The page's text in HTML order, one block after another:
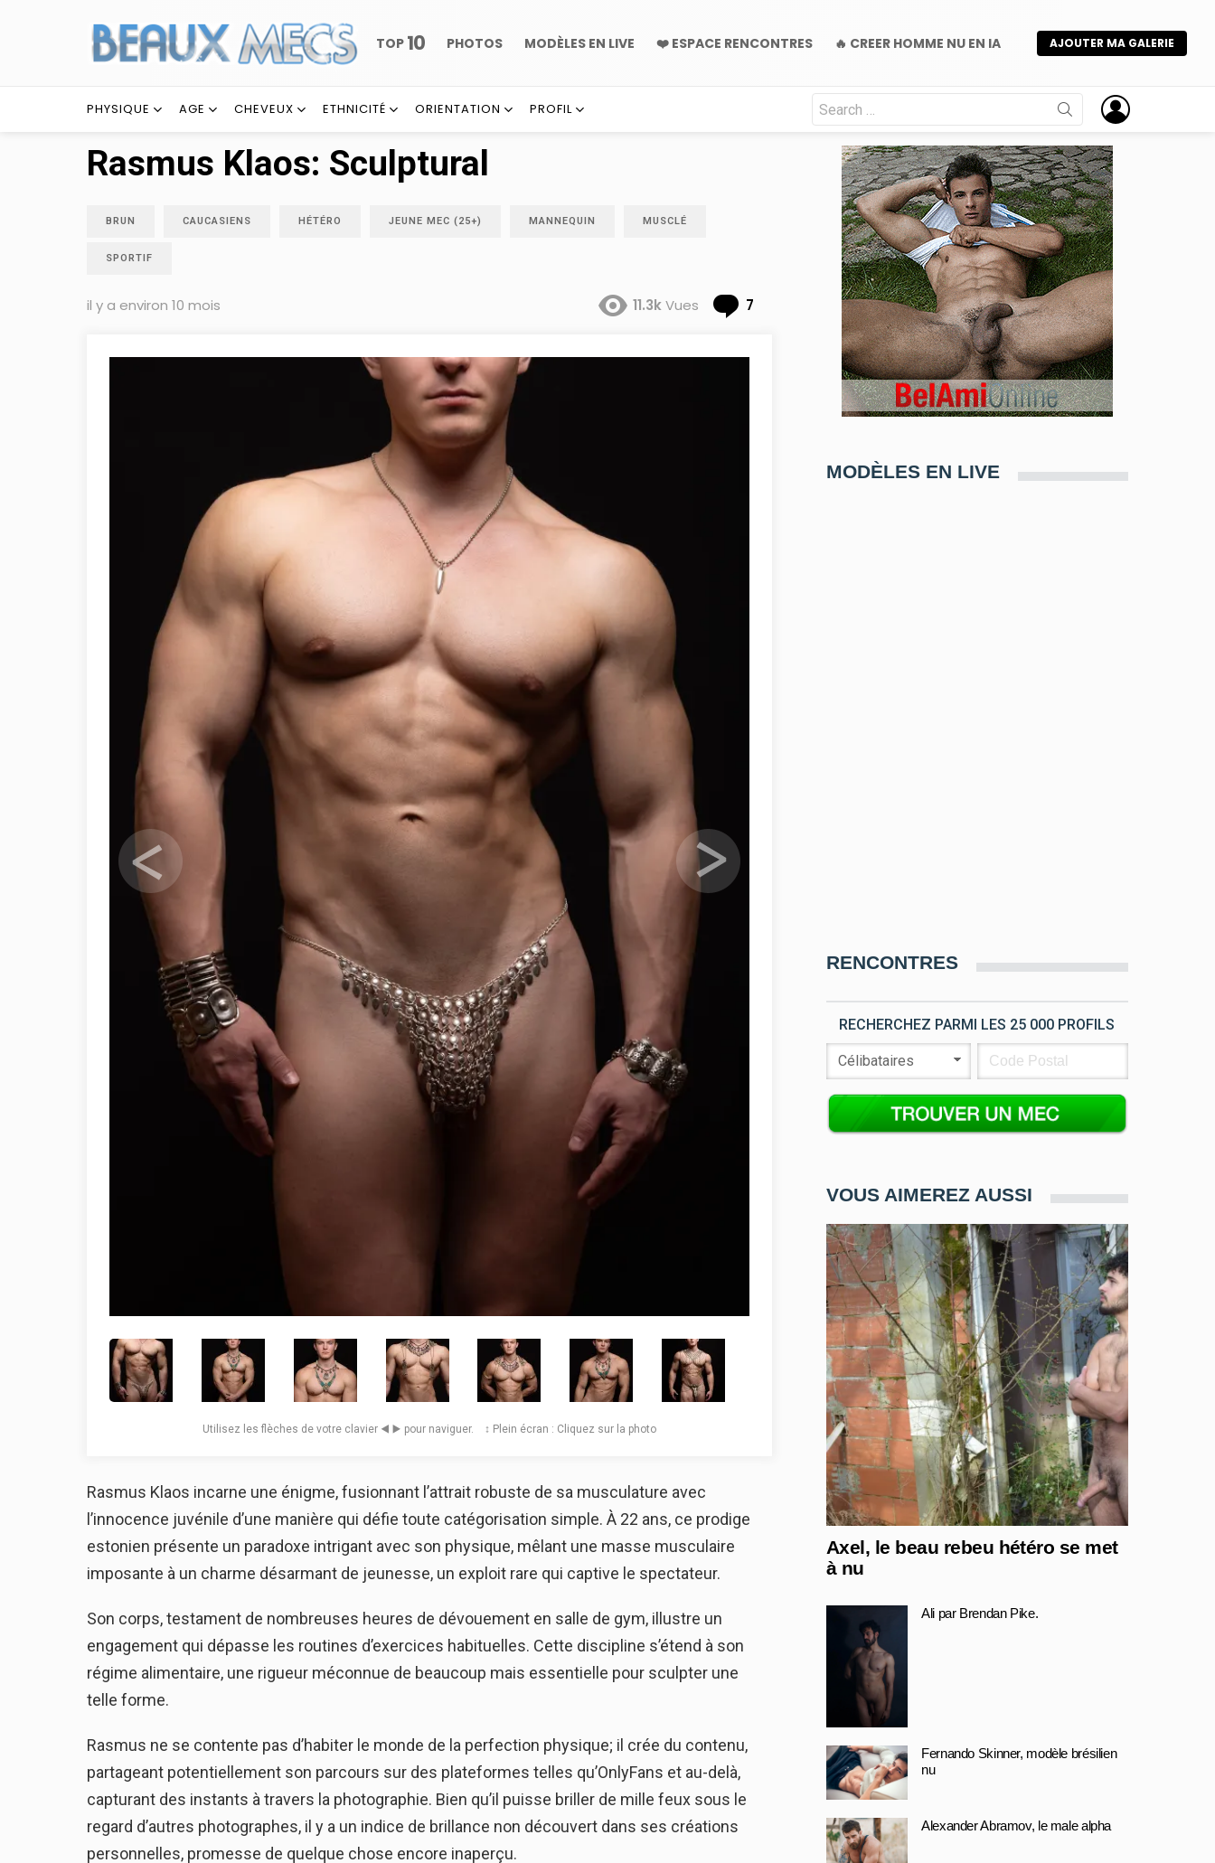
TOP 10 PHOTOS MODÈLES EN LIVE ❤️ ESPACE RENCONTRES 🔥 CREER HOMME NU EN IA AJOUTER MA GALERIE
PHYSIQUE AGE CHEVEUX ETHNICITÉ ORIENTATION PROFIL
Search
for:
Rasmus Klaos: Sculptural
BRUN CAUCASIENS HÉTÉRO JEUNE MEC (25+) MANNEQUIN MUSCLÉ
SPORTIF
il y a environ 10 mois 11.3kVues 7
Utilisez les flèches de votre clavier ◀️ ▶️ pour naviguer. ↕️ Plein écran : Cliquez sur la photo
Rasmus Klaos incarne une énigme, fusionnant l’attrait robuste de sa musculature avec
l’innocence juvénile d’une manière qui défie toute catégorisation simple. À 22 ans, ce prodige
estonien présente un paradoxe intrigant avec son physique, mêlant une masse musculaire
imposante à un charme désarmant de jeunesse, un exploit rare qui captive le spectateur.
Son corps, testament de nombreuses heures de dévouement en salle de gym, illustre un
engagement qui dépasse les routines d’exercices habituelles. Cette discipline s’étend à son
régime alimentaire, une rigueur méconnue de beaucoup mais essentielle pour sculpter une
telle forme.
Rasmus ne se contente pas d’habiter le monde de la perfection physique; il crée du contenu,
partageant potentiellement son parcours sur des plateformes telles qu’OnlyFans et au-delà,
capturant des instants à travers la photographie. Bien qu’il puisse briller de mille feux sous le
regard d’autres photographes, il y a un indice de brillance non découvert dans ses créations
personnelles, promesse de quelque chose encore inaperçu.
MODÈLES EN LIVE
RENCONTRES
RECHERCHEZ PARMI LES 25 000 PROFILS
VOUS AIMEREZ AUSSI
Axel, le beau rebeu hétéro se met
à nu
Ali par Brendan Pike.
Fernando Skinner, modèle brésilien
nu
Alexander Abramov, le male alpha